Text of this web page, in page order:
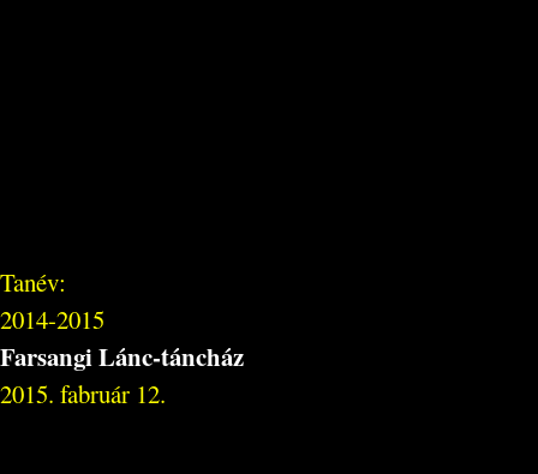
Tanév:
2014-2015
Farsangi Lánc-táncház
2015. fabruár 12.